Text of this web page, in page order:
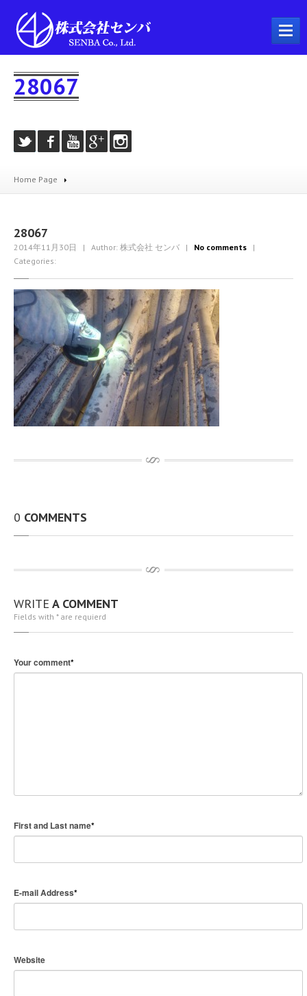
会社概要
プラント工事
製缶工事
機械器具設置工事
とび・土工工事
建築工事
その他、製作・補修工事
アルミTIG溶接動画
開先加工機 RIDGID社製B-500100A〜無制限 t12.7までと広範囲 動画
従業員資格取得状況
設備環境
お問い合わせ
個人情報保護方針
アクセス
28067
Home Page
28067
2014年11月30日 | Author: 株式会社 センバ | No comments |
Categories:
0 COMMENTS
WRITE A COMMENT
Fields with * are requierd
Your comment*
First and Last name*
E-mail Address*
Website